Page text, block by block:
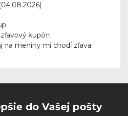
(04.08.2026)
kupón
na meniny mi chodí zľava
do Vašej pošty